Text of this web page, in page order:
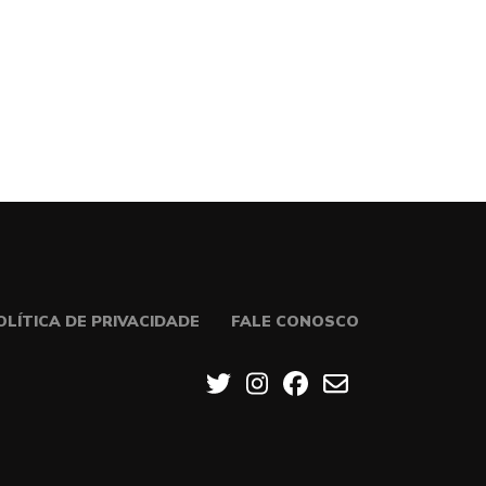
DE PRIVACIDADE FALE CONOSCO